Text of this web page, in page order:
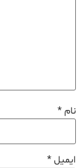
نام*
ایمیل*